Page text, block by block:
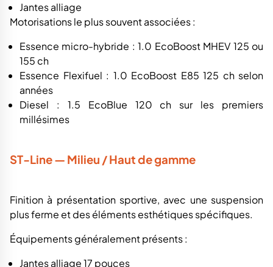
Jantes alliage
Motorisations le plus souvent associées :
Essence micro-hybride : 1.0 EcoBoost MHEV 125 ou
155 ch
Essence Flexifuel : 1.0 EcoBoost E85 125 ch selon
années
Diesel : 1.5 EcoBlue 120 ch sur les premiers
millésimes
ST-Line — Milieu / Haut de gamme
Finition à présentation sportive, avec une suspension
plus ferme et des éléments esthétiques spécifiques.
Équipements généralement présents :
Jantes alliage 17 pouces